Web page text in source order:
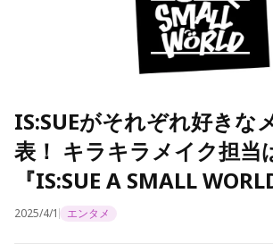
IS:SUEがそれぞれ好きな
表！ キラキラメイク担
『IS:SUE A SMALL
2025/4/1 エンタメ